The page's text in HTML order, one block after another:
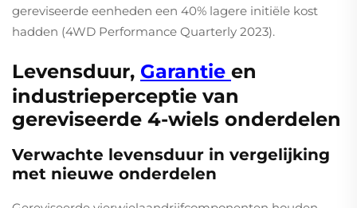
gereviseerde eenheden een 40% lagere initiële kost
hadden (4WD Performance Quarterly 2023).
Levensduur, Garantie en
industrieperceptie van
gereviseerde 4-wiels onderdelen
Verwachte levensduur in vergelijking
met nieuwe onderdelen